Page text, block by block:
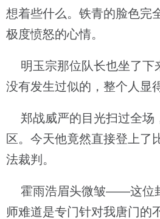
想着些什么。铁青的脸色完
极度愤怒的心情。
明玉宗那位队长也坐了下
没有发生过似的，整个人显
郑战威严的目光扫过全场
区。今天他竟然直接登上了
法裁判。
霍雨浩眉头微皱——这位
师难道是专门针对我唐门的